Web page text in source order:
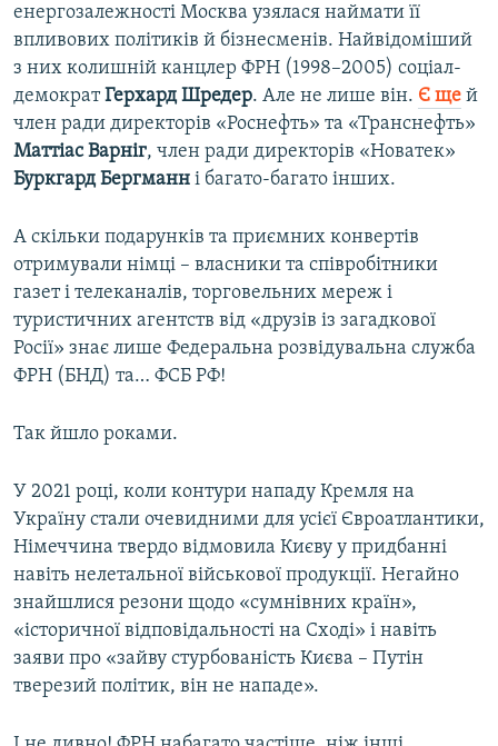
енергозалежності Москва узялася наймати її
впливових політиків й бізнесменів. Найвідоміший
з них колишній канцлер ФРН (1998–2005) соціал-
демократГерхард Шредер. Але не лише він. Є ще й
член ради директорів «Роснефть» та «Транснефть»
Маттіас Варніг, член ради директорів «Новатек»
Буркгард Бергманн і багато-багато інших.
А скільки подарунків та приємних конвертів
отримували німці – власники та співробітники
газет і телеканалів, торговельних мереж і
туристичних агентств від «друзів із загадкової
Росії» знає лише Федеральна розвідувальна служба
ФРН (БНД) та… ФСБ РФ!
Так йшло роками.
У 2021 році, коли контури нападу Кремля на
Україну стали очевидними для усієї Євроатлантики,
Німеччина твердо відмовила Києву у придбанні
навіть нелетальної військової продукції. Негайно
знайшлися резони щодо «сумнівних країн»,
«історичної відповідальності на Сході» і навіть
заяви про «зайву стурбованість Києва – Путін
тверезий політик, він не нападе».